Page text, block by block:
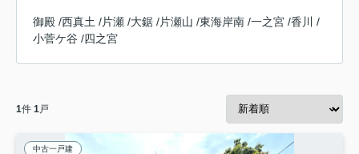
御殿 /西真土 /片瀬 /大鋸 /片瀬山 /東海岸南 /一之宮 /香川
/
小菅ケ谷 /四之宮
1件 1戸
中古一戸建